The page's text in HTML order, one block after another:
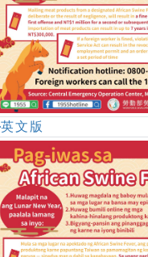
英文版